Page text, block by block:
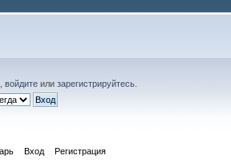
войдите илизарегистрируйтесь
Вход Регистрация